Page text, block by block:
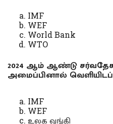
IMF
WEF
World Bank
WTO
2024 ஆம் ஆண்டு
அமைப்பினால்
IMF
WEF
உலக வங்கி